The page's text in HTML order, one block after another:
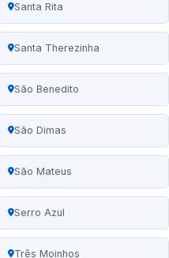
Santa Rita
Santa Therezinha
São Benedito
São Dimas
São Mateus
Serro Azul
Três Moinhos